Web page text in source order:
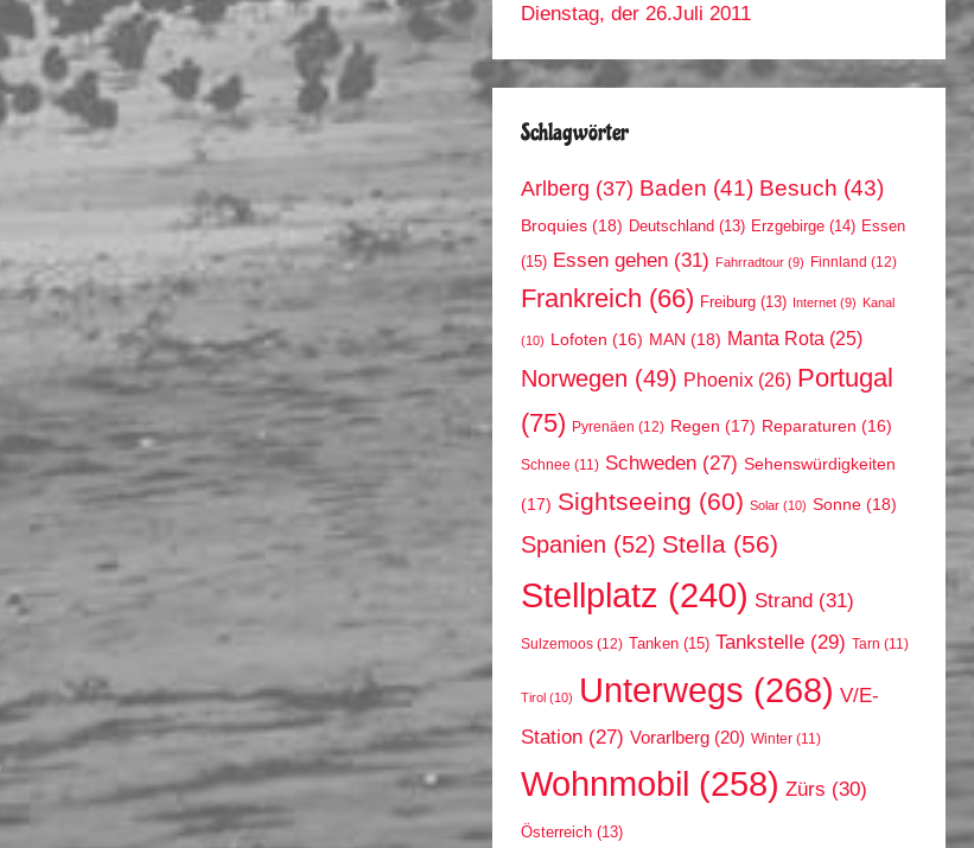
Dienstag, der 26.Juli 2011
Schlagwörter
Arlberg (37) Baden (41) Besuch (43)
Broquies (18) Deutschland (13) Erzgebirge (14) Essen
(15) Essen gehen (31) Fahrradtour (9) Finnland (12)
Frankreich (66) Freiburg (13) Internet (9) Kanal
(10) Lofoten (16) MAN (18) Manta Rota (25)
Norwegen (49) Phoenix (26) Portugal
(75) Pyrenäen (12) Regen (17) Reparaturen (16)
Schnee (11) Schweden (27) Sehenswürdigkeiten
(17) Sightseeing (60) Solar (10) Sonne (18)
Spanien (52) Stella (56)
Stellplatz (240) Strand (31)
Sulzemoos (12) Tanken (15) Tankstelle (29) Tarn (11)
Tirol (10) Unterwegs (268) V/E-
Station (27) Vorarlberg (20) Winter (11)
Wohnmobil (258) Zürs (30)
Österreich (13)